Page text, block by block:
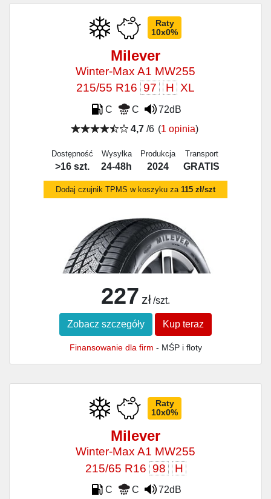
Raty
10x0%
Milever
Winter-Max A1 MW255
215/55 R16 97 H XL
C C
72dB
4,7/6 (1 opinia)
Dostępność
>16 szt.
Wysyłka
24-48h
Produkcja
2024
Transport
GRATIS
Dodaj czujnik TPMS w koszyku za 115 zł/szt
227 zł /szt.
Zobacz szczegóły Kup teraz
Finansowanie dla firm - MŚP i floty
Raty
10x0%
Milever
Winter-Max A1 MW255
215/65 R16 98 H
C C
72dB